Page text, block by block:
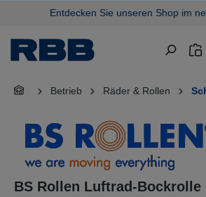
springenEntdecken Sie unseren Shop im
Betrieb Räder & Rollen
BS Rollen Luftrad-Bockrolle